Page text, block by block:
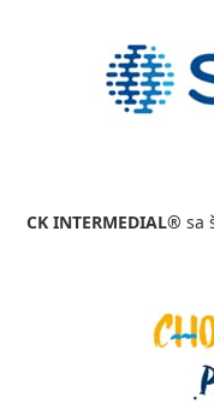
CK INTERMEDIAL® sa